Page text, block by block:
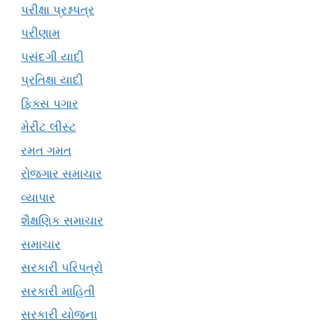
પરીક્ષા પ્રશ્નપત્ર
પરીણામ
પસંદગી યાદી
પ્રતિક્ષા યાદી
ફિક્સ પગાર
મેરીટ લીસ્ટ
રમત ગમત
રોજગાર સમાચાર
વ્યાપાર
શૈક્ષણિક સમાચાર
સમાચાર
સરકારી પરિપત્રો
સરકારી માહિતી
સરકારી યોજના